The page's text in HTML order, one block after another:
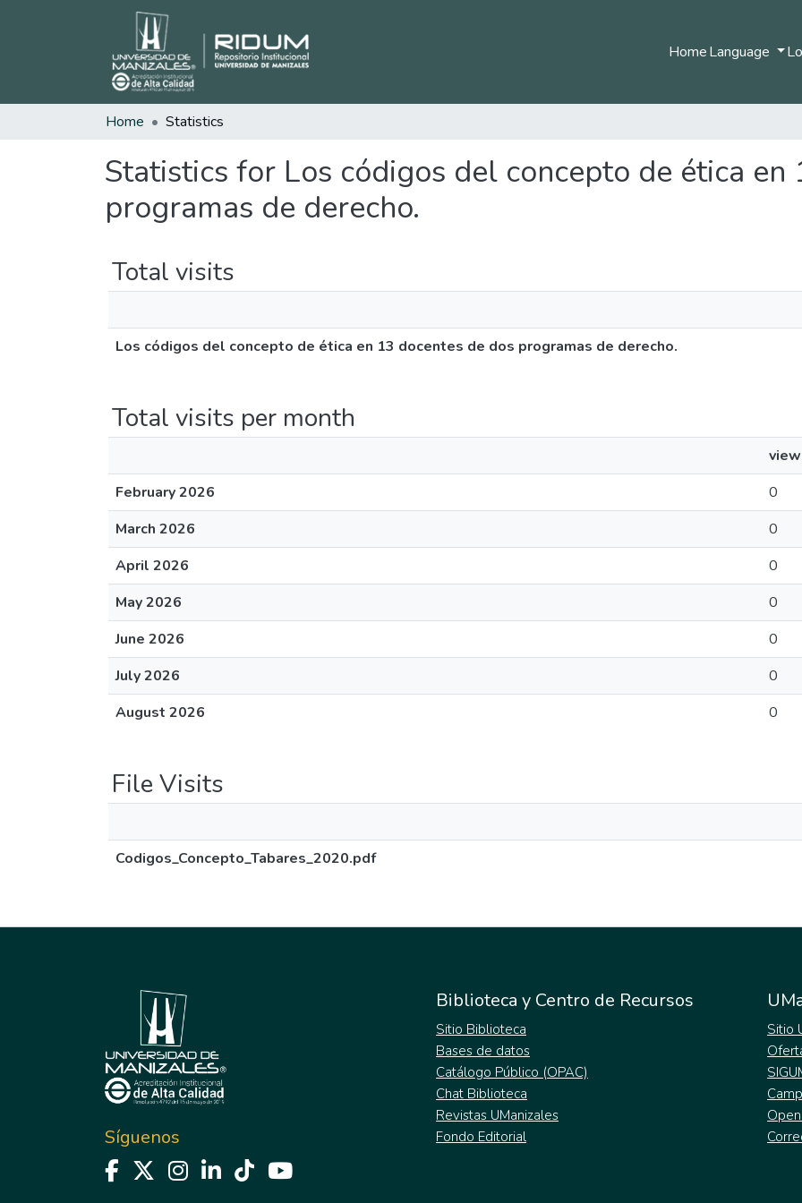
HomeLanguage
Home Statistics
Statistics for Los códigos del concepto de ética en
programas de derecho.
Total visits
Los códigos del concepto de ética en 13 docentes de dos programas de derecho.
Total visits per month
February 2026
0
March 2026
0
April 2026
0
May 2026
0
June 2026
0
July 2026
0
August 2026
0
File Visits
Codigos_Concepto_Tabares_2020.pdf
Síguenos
Biblioteca y Centro de Recursos
Sitio Biblioteca
Bases de datos
Catálogo Público (OPAC)
Chat Biblioteca
Revistas UManizales
Fondo Editorial
Sitio